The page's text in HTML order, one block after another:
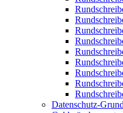
Datenschutz-